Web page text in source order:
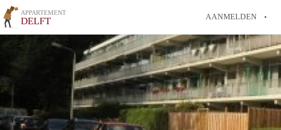
APPARTEMENT
DELFT AANMELDEN